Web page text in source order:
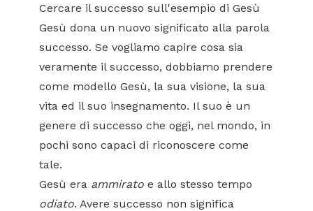
Cercare il successo sull'esempio di Gesù
Gesù dona un nuovo significato alla parola
successo. Se vogliamo capire cosa sia
veramente il successo, dobbiamo prendere
come modello Gesù, la sua visione, la sua
vita ed il suo insegnamento. Il suo è un
genere di successo che oggi, nel mondo, in
pochi sono capaci di riconoscere come
tale.
Gesù era ammirato e allo stesso tempo
odiato. Avere successo non significa